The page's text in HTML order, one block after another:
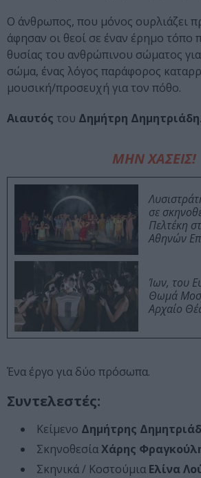
Ο άνθρωπος, που μόνος ουρλιάζει
άφησαν οι θεοί σε έναν έρημο τόπο
θυσίας του ανθρώπινου σώματος
σώμα, ένας λόγος παράφορος
μουσική/προσευχή για τον πόθο.
Αιαυτός του Δημήτρη Δημητριάδη.
ΜΗΝ ΧΑΣΕΙΣ!
σε
Πελτέκη
Αθηνών
Ίων, του
Θωμά
Αρχαίο
Ένα έργο για δύο πρόσωπα.
Συντελεστές:
Kείμενο Δημήτρης
ΣκηνοθεσίαΧάρης
Σκηνικά / Κοστούμια Ελίνα